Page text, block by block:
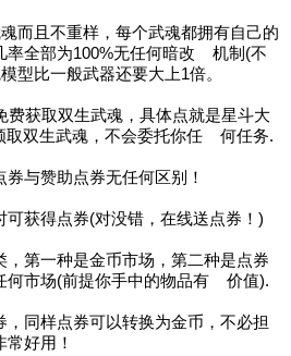
而且不重样，每个武魂都拥有自己的
率全部为100%无任何暗改 机制(不
型比一般武器还要大上1倍。
费获取双生武魂，具体点就是星斗大
取双生武魂，不会委托你任 何任务.
与赞助点券无任何区别！
获得点券(对没错，在线送点券！)
，第一种是金币市场，第二种是点券
何市场(前提你手中的物品有 价值).
，同样点券可以转换为金币，不必担
好用！